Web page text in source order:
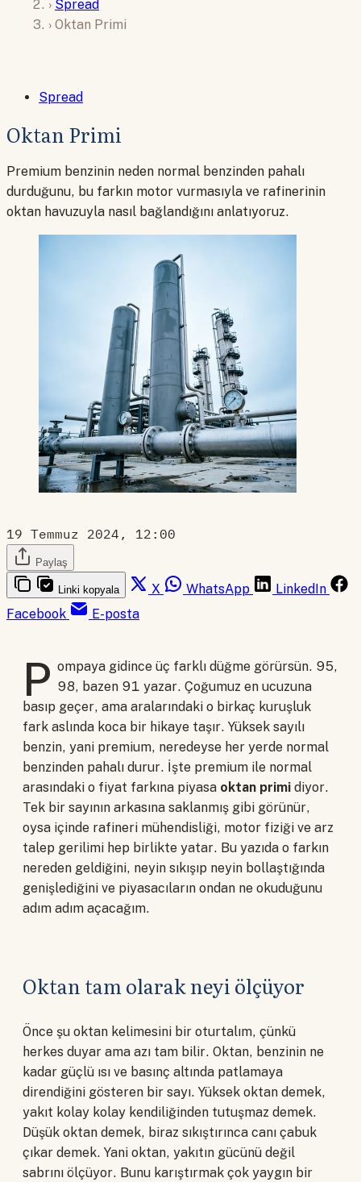
› Spread
› Oktan Primi
Spread
Oktan Primi
Premium benzinin neden normal benzinden pahalı
durduğunu, bu farkın motor vurmasıyla ve rafinerinin
oktan havuzuyla nasıl bağlandığını anlatıyoruz.
19 Temmuz 2024, 12:00
Paylaş
Linki kopyala X WhatsApp
LinkedIn
Facebook
E-posta
P ompaya gidince üç farklı düğme görürsün. 95,
98, bazen 91 yazar. Çoğumuz en ucuzuna
basıp geçer, ama aralarındaki o birkaç kuruşluk
fark aslında koca bir hikaye taşır. Yüksek sayılı
benzin, yani premium, neredeyse her yerde normal
benzinden pahalı durur. İşte premium ile normal
arasındaki o fiyat farkına piyasa oktan primi diyor.
Tek bir sayının arkasına saklanmış gibi görünür,
oysa içinde rafineri mühendisliği, motor fiziği ve arz
talep gerilimi hep birlikte yatar. Bu yazıda o farkın
nereden geldiğini, neyin sıkışıp neyin bollaştığında
genişlediğini ve piyasacıların ondan ne okuduğunu
adım adım açacağım.
Oktan tam olarak neyi ölçüyor
Önce şu oktan kelimesini bir oturtalım, çünkü
herkes duyar ama azı tam bilir. Oktan, benzinin ne
kadar güçlü ısı ve basınç altında patlamaya
direndiğini gösteren bir sayı. Yüksek oktan demek,
yakıt kolay kolay kendiliğinden tutuşmaz demek.
Düşük oktan demek, biraz sıkıştırınca canı çabuk
çıkar demek. Yani oktan, yakıtın gücünü değil
sabrını ölçüyor. Bunu karıştırmak çok yaygın bir